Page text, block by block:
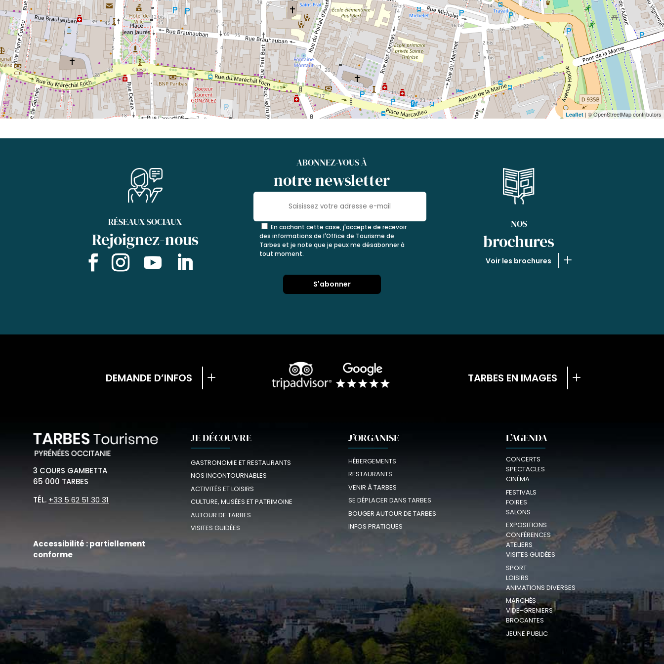
Leaflet | © OpenStreetMap contributors
RÉSEAUX SOCIAUX
Rejoignez-nous
ABONNEZ-VOUS À
notre newsletter
En cochant cette case, j'accepte de recevoir
des informations de l'Office de Tourisme de
Tarbes et je note que je peux me désabonner à
tout moment.
NOS
brochures
Voir les brochures
DEMANDE D’INFOS TARBES EN IMAGES
3 COURS GAMBETTA
65 000 TARBES
TÉL. +33 5 62 51 30 31
Accessibilité : partiellement
conforme
JE DÉCOUVRE
GASTRONOMIE ET RESTAURANTS
NOS INCONTOURNABLES
ACTIVITÉS ET LOISIRS
CULTURE, MUSÉES ET PATRIMOINE
AUTOUR DE TARBES
VISITES GUIDÉES
J’ORGANISE
HÉBERGEMENTS
RESTAURANTS
VENIR À TARBES
SE DÉPLACER DANS TARBES
BOUGER AUTOUR DE TARBES
INFOS PRATIQUES
L’AGENDA
CONCERTS
SPECTACLES
CINÉMA
FESTIVALS
FOIRES
SALONS
EXPOSITIONS
CONFÉRENCES
ATELIERS
VISITES GUIDÉES
SPORT
LOISIRS
ANIMATIONS DIVERSES
MARCHÉS
VIDE-GRENIERS
BROCANTES
JEUNE PUBLIC